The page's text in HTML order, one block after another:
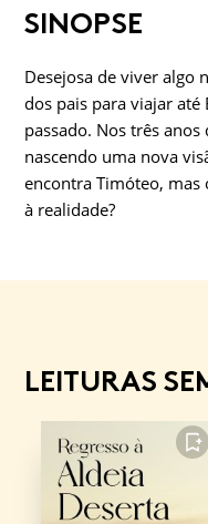
SINOPSE
Desejosa de viver algo
dos pais para viajar até
passado. Nos três
nascendo uma nova
encontra Timóteo, mas
à realidade?
LEITURAS
FAVORITO